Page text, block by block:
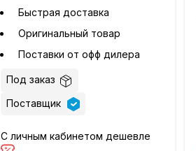
Быстрая доставка
Оригинальный товар
Поставки от офф дилера
Под заказ
Поставщик
С личным кабинетом дешевле